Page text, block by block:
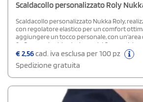
Scaldacollo personalizzato Roly
Scaldacollo personalizzato Nukka Roly,
con regolatore elastico per un comfort
aggiungere un tocco personale, con un'area
9 x 5 cm per loghi o design
€2,56cad. iva esclusa per 100 pz
Spedizione gratuita